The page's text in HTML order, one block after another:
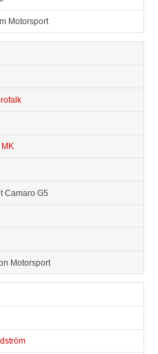
Motorsport
Camaro G5
Motorsport